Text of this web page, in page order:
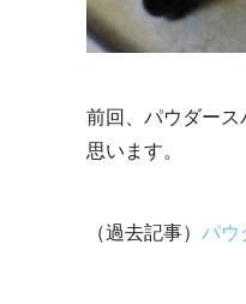
前回、パウダー
思います。
（過去記事） パウ